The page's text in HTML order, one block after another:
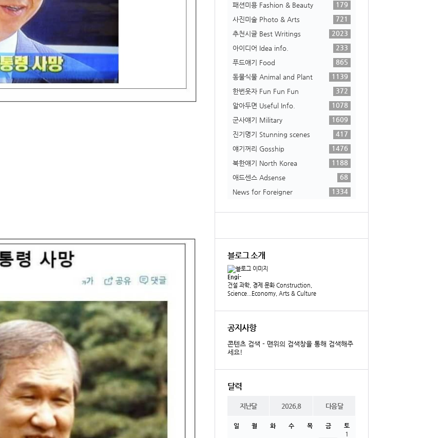
패션미용 Fashion & Beauty
179
사진미술 Photo & Arts
721
추천시글 Best Writings
2023
아이디어 Idea info.
233
푸드얘기 Food
865
동물식물 Animal and Plant
1139
한번웃자 Fun Fun Fun
372
알아두면 Useful Info.
1078
군사얘기 Military
1609
진기명기 Stunning scenes
417
얘기꺼리 Gosship
1476
북한얘기 North Korea
1188
애드센스 Adsense
68
News for Foreigner
1334
블로그 소개
Engi-
건설 과학, 경제 문화 Construction,
Science...Economy, Arts & Culture
공지사항
콘텐츠 검색 - 맨위의 검색창을 통해 검색해주
세요!
달력
지난달 2026.8 다음달
일 월 화 수 목 금
토
1